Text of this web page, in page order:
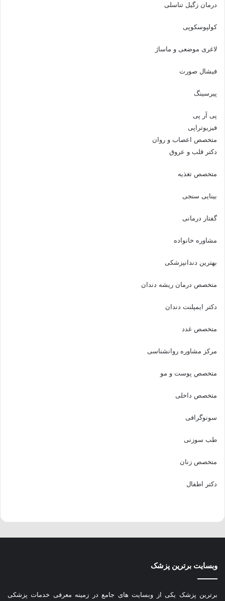
درمان زگیل تناسلی
کولپوسکوپی
لاغری موضعی و ماساژ
فیشال صورت
پیرسینگ
پی آر پی
فیزیوتراپی
متخصص اعصاب و روان
دکتر قلب و عروق
متخصص تغذیه
بینایی سنجی
گفتار درمانی
مشاوره خانواده
بهترین دندانپزشکی
متخصص درمان ریشه دندان
دکتر ایمپلنت دندان
متخصص غدد
مرکز مشاوره روانشناسی
متخصص پوست و مو
متخصص داخلی
سونوگرافی
طب سوزنی
متخصص زنان
دکتر اطفال
وبسایت برترین پزشک
برترین پزشک یکی از وبسایت های جامع در زمینه معرفی خدمات پزشکی